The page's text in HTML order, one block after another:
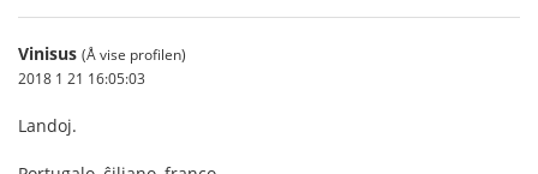
Vinisus (Å vise profilen)
2018 1 21 16:05:03
Landoj.